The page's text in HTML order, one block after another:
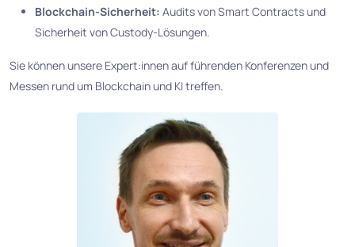
Blockchain-Sicherheit: Audits von Smart Contracts und
Sicherheit von Custody-Lösungen.
Sie können unsere Expert:innen auf führenden Konferenzen und
Messen rund um Blockchain und KI treffen.